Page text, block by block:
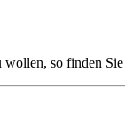
wollen, so finden